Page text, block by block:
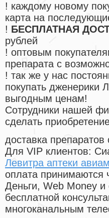
! каждому новому
карта на
! БЕСПЛАТНАЯ
рублей
! оптовым
препарата с
! так же у нас
покупать дженерики
выгодным ценам!
Cотрудники нашей
сделать
доставка
Для VIP клиентов:
Левитра аптеки
оплата принимаются
Деньги, Web Money и
бесплатной
многоканальным